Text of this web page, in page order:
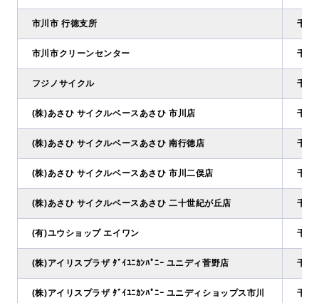
市川市 行徳支所 千葉
市川市クリーンセンター 千葉
フジノサイクル 千葉
(株)あさひ サイクルベースあさひ 市川店 千葉
(株)あさひ サイクルベースあさひ 南行徳店 千葉
(株)あさひ サイクルベースあさひ 市川二俣店 千葉
(株)あさひ サイクルベースあさひ 二十世紀が丘店 千葉
(有)ユウショップ エイワン 千葉
(株)アイリスプラザ ﾀﾞｲﾕﾆｶﾝﾊﾟﾆｰ ユニディ菅野店 千葉
(株)アイリスプラザ ﾀﾞｲﾕﾆｶﾝﾊﾟﾆｰ ユニディショップス市川 千葉